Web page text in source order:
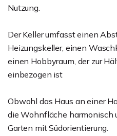
Nutzung.
Der Keller umfasst einen
Heizungskeller, einen
einen Hobbyraum, der zur
einbezogen ist
Obwohl das Haus an einer
die Wohnfläche harmonisch
Garten mit Südorientierung.